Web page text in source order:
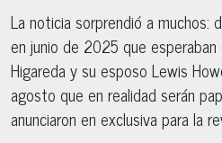
La noticia sorprendió a muchos:
en junio de 2025 que
Higareda y su esposo Lewis
agosto que en realidad serán
anunciaron en exclusiva para la